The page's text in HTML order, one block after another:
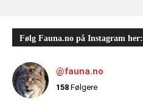
Følg Fauna.no på Instagram her:
@fauna.no
158 Følgere